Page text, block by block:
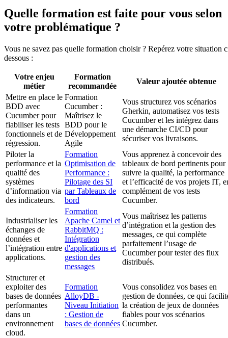
Quelle formation est faite pour vous selon
votre problématique ?
Vous ne savez pas quelle formation choisir ? Repérez votre situation
dessous :
Votre enjeu
métier
Formation
recommandée
Valeur ajoutée obtenue
Mettre en place le
BDD avec
Cucumber pour
fiabiliser les tests
fonctionnels et de
régression.
Formation
Cucumber :
Maîtrisez le
BDD pour le
Développement
Agile
Vous structurez vos scénarios
Gherkin, automatisez vos tests
Cucumber et les intégrez dans
une démarche CI/CD pour
sécuriser vos livraisons.
Piloter la
performance et la
qualité des
systèmes
d’information via
des indicateurs.
Formation
Optimisation de
Performance :
Pilotage des SI
par Tableaux de
bord
Vous apprenez à concevoir des
tableaux de bord pertinents pour
suivre la qualité, la performance
et l’efficacité de vos projets IT,
complément de vos tests
Cucumber.
Industrialiser les
échanges de
données et
l’intégration entre
applications.
Formation
Apache Camel et
RabbitMQ :
Intégration
d'applications et
gestion des
messages
Vous maîtrisez les patterns
d’intégration et la gestion des
messages, ce qui complète
parfaitement l’usage de
Cucumber pour tester des flux
distribués.
Structurer et
exploiter des
bases de données
performantes
dans un
environnement
cloud.
Formation
AlloyDB -
Niveau Initiation
: Gestion de
bases de données
Vous consolidez vos bases en
gestion de données, ce qui
la création de jeux de données
fiables pour vos scénarios
Cucumber.